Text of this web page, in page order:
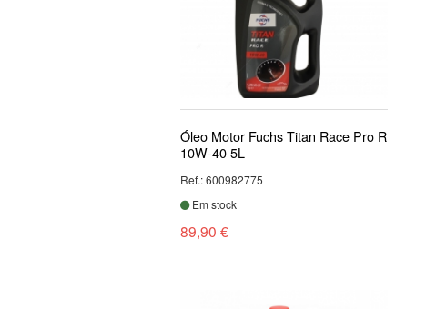
Óleo Motor Fuchs Titan Race Pro R
10W-40 5L
Ref.: 600982775
Em stock
89,90 €